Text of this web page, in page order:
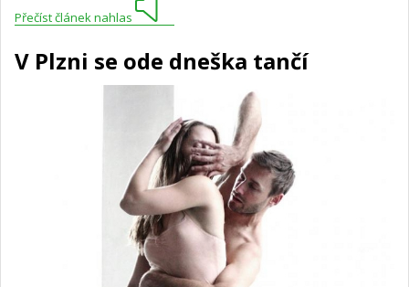
Přečíst článek nahlas
V Plzni se ode dneška tančí